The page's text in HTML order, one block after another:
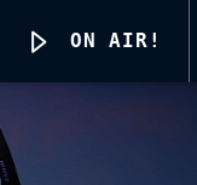
ON AIR!